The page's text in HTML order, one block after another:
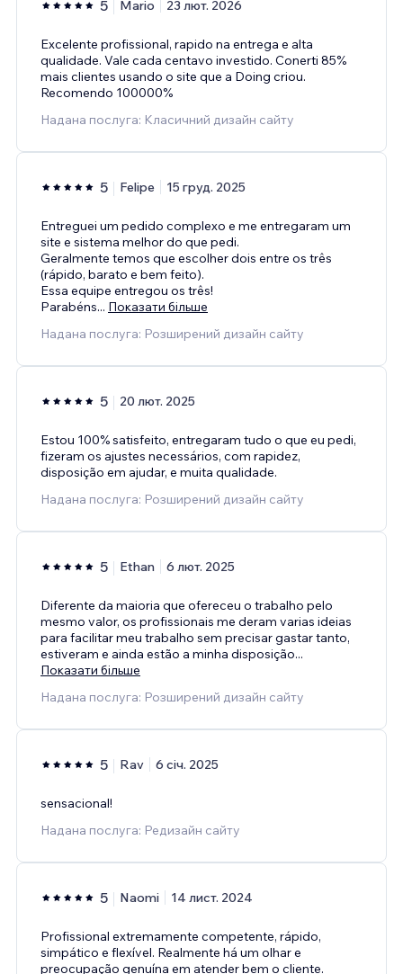
5 Mario 23 лют. 2026
Excelente profissional, rapido na entrega e alta
qualidade. Vale cada centavo investido. Conerti 85%
mais clientes usando o site que a Doing criou.
Recomendo 100000%
Надана послуга: Класичний дизайн сайту
5 Felipe 15 груд. 2025
Entreguei um pedido complexo e me entregaram um
site e sistema melhor do que pedi.
Geralmente temos que escolher dois entre os três
(rápido, barato e bem feito).
Essa equipe entregou os três!
Parabéns... Показати більше
Надана послуга: Розширений дизайн сайту
5 20 лют. 2025
Estou 100% satisfeito, entregaram tudo o que eu pedi,
fizeram os ajustes necessários, com rapidez,
disposição em ajudar, e muita qualidade.
Надана послуга: Розширений дизайн сайту
5 Ethan 6 лют. 2025
Diferente da maioria que ofereceu o trabalho pelo
mesmo valor, os profissionais me deram varias ideias
para facilitar meu trabalho sem precisar gastar tanto,
estiveram e ainda estão a minha disposição...
Показати більше
Надана послуга: Розширений дизайн сайту
5 Rav 6 січ. 2025
sensacional!
Надана послуга: Редизайн сайту
5 Naomi 14 лист. 2024
Profissional extremamente competente, rápido,
simpático e flexível. Realmente há um olhar e
preocupação genuína em atender bem o cliente.